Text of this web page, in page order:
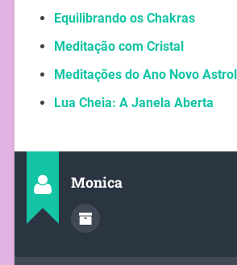
Equilibrando os Chakras
Meditação com Cristal
Meditações do Ano Novo
Lua Cheia: A Janela Aberta
Monica